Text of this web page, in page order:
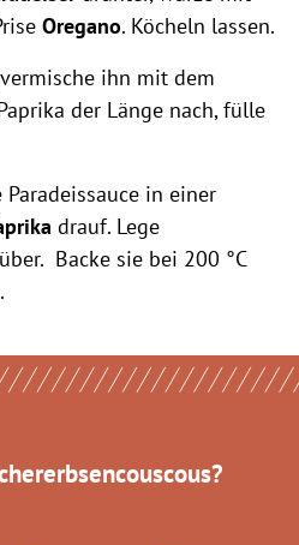
Oregano. Köcheln lassen.
ihn mit dem
der Länge nach, fülle
in einer
drauf. Lege
Backe sie bei 200 °C